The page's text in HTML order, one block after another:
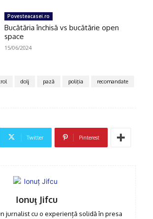
Povesteacasei.ro
Bucătăria închisă vs bucătărie open
space
15/06/2024
dolj pază poliţia
recomandate
Twitter Pinterest
Ionuţ Jifcu
jurnalist cu o experiență solidă în presa